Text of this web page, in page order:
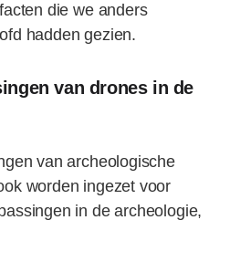
die we anders
hadden gezien.
van drones in de
van archeologische
worden ingezet voor
in de archeologie,